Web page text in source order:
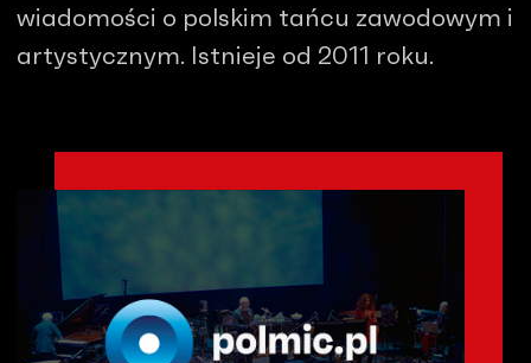
wiadomości o polskim tańcu zawodowym i
artystycznym. Istnieje od 2011 roku.